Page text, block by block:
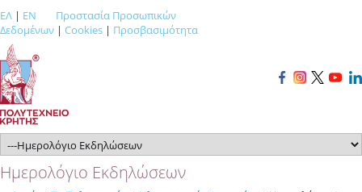
ΕΛ | EN
Προστασία Προσωπικών
Δεδομένων | Cookies | Προσβασιμότητα
Ημερολόγιο Εκδηλώσεων